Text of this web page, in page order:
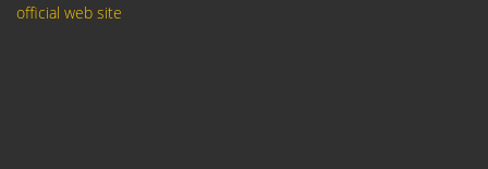
official web site